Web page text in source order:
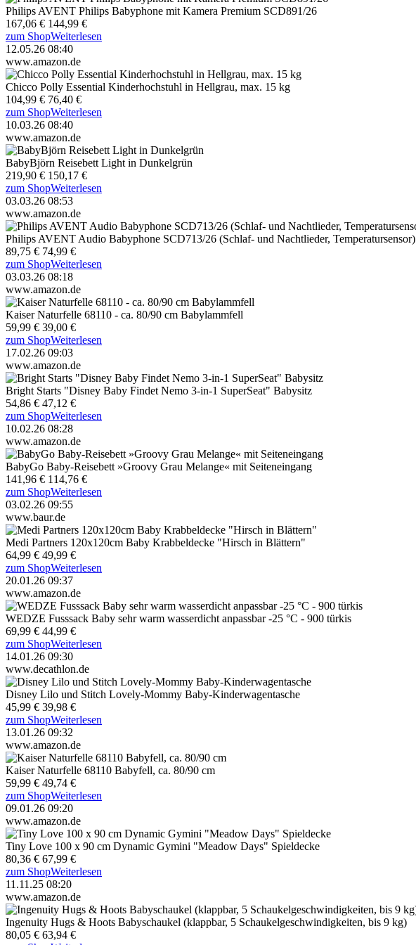
Philips AVENT Philips Babyphone mit Kamera Premium SCD891/26
167,06 € 144,99 €
zum ShopWeiterlesen
12.05.26 08:40
www.amazon.de
Chicco Polly Essential Kinderhochstuhl in Hellgrau, max. 15 kg
104,99 € 76,40 €
zum ShopWeiterlesen
10.03.26 08:40
www.amazon.de
BabyBjörn Reisebett Light in Dunkelgrün
219,90 € 150,17 €
zum ShopWeiterlesen
03.03.26 08:53
www.amazon.de
Philips AVENT Audio Babyphone SCD713/26 (Schlaf- und Nachtlieder, Temperatursensor)
89,75 € 74,99 €
zum ShopWeiterlesen
03.03.26 08:18
www.amazon.de
Kaiser Naturfelle 68110 - ca. 80/90 cm Babylammfell
59,99 € 39,00 €
zum ShopWeiterlesen
17.02.26 09:03
www.amazon.de
Bright Starts "Disney Baby Findet Nemo 3-in-1 SuperSeat" Babysitz
54,86 € 47,12 €
zum ShopWeiterlesen
10.02.26 08:28
www.amazon.de
BabyGo Baby-Reisebett »Groovy Grau Melange« mit Seiteneingang
141,96 € 114,76 €
zum ShopWeiterlesen
03.02.26 09:55
www.baur.de
Medi Partners 120x120cm Baby Krabbeldecke "Hirsch in Blättern"
64,99 € 49,99 €
zum ShopWeiterlesen
20.01.26 09:37
www.amazon.de
WEDZE Fusssack Baby sehr warm wasserdicht anpassbar -25 °C - 900 türkis
69,99 € 44,99 €
zum ShopWeiterlesen
14.01.26 09:30
www.decathlon.de
Disney Lilo und Stitch Lovely-Mommy Baby-Kinderwagentasche
45,99 € 39,98 €
zum ShopWeiterlesen
13.01.26 09:32
www.amazon.de
Kaiser Naturfelle 68110 Babyfell, ca. 80/90 cm
59,99 € 49,74 €
zum ShopWeiterlesen
09.01.26 09:20
www.amazon.de
Tiny Love 100 x 90 cm Dynamic Gymini "Meadow Days" Spieldecke
80,36 € 67,99 €
zum ShopWeiterlesen
11.11.25 08:20
www.amazon.de
Ingenuity Hugs & Hoots Babyschaukel (klappbar, 5 Schaukelgeschwindigkeiten, bis 9 kg)
80,05 € 63,94 €